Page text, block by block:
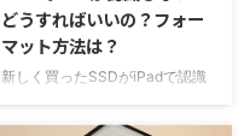
対策まで7つの方法を解説してい
きます。 iPhone/iPadを買い替え
る前に、ぜひ今回紹介する方法を
すすめ】外付けSSDにデー ...
どうすればいいの？フォー
マット方法は？
新しく買ったSSDがiPadで認識
故障している！？と焦っていませ